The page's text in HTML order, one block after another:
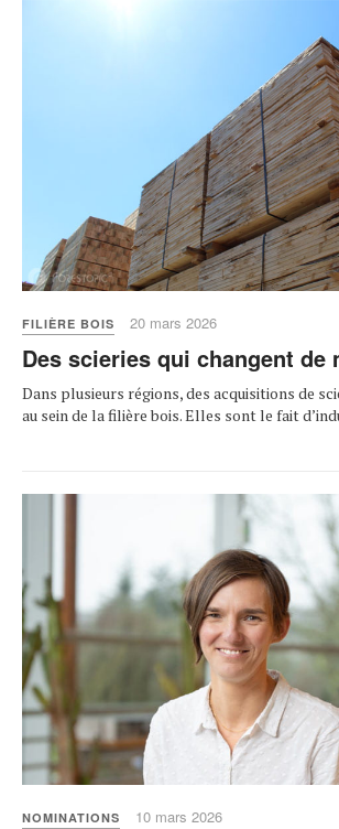
FILIÈRE BOIS 20 mars 2026
Des scieries qui changent de
Dans plusieurs régions, des acquisitions de
au sein de la filière bois. Elles sont le fait
NOMINATIONS 10 mars 2026